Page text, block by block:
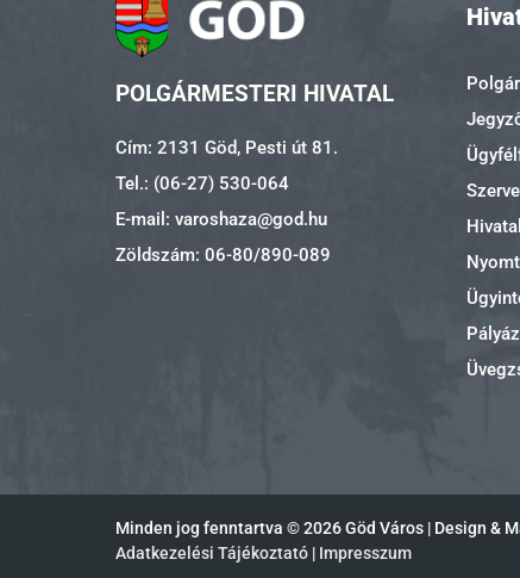
POLGÁRMESTERI HIVATAL
Cím: 2131 Göd, Pesti út 81.
Tel.: (06-27) 530-064
E-mail: varoshaza@god.hu
Zöldszám: 06-80/890-089
Minden jog fenntartva ©2026 Göd Város | Design &
Adatkezelési Tájékoztató | Impresszum